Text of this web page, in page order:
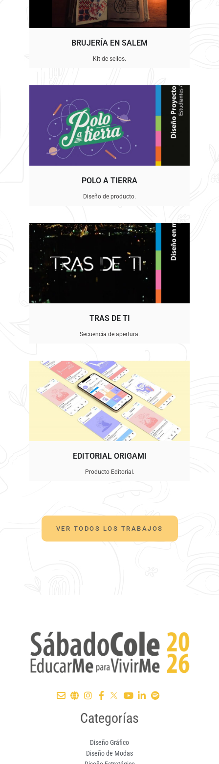
BRUJERÍA EN SALEM
Kit de sellos.
POLO A TIERRA
Diseño de producto.
TRAS DE TI
Secuencia de apertura.
EDITORIAL ORIGAMI
Producto Editorial.
VER TODOS LOS TRABAJOS
Categorías
Diseño Gráfico
Diseño de Modas